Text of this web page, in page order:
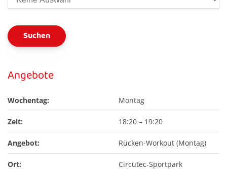
Angebote
Wochentag: Montag
Zeit: 18:20 – 19:20
Angebot: Rücken-Workout (Montag)
Ort: Circutec-Sportpark